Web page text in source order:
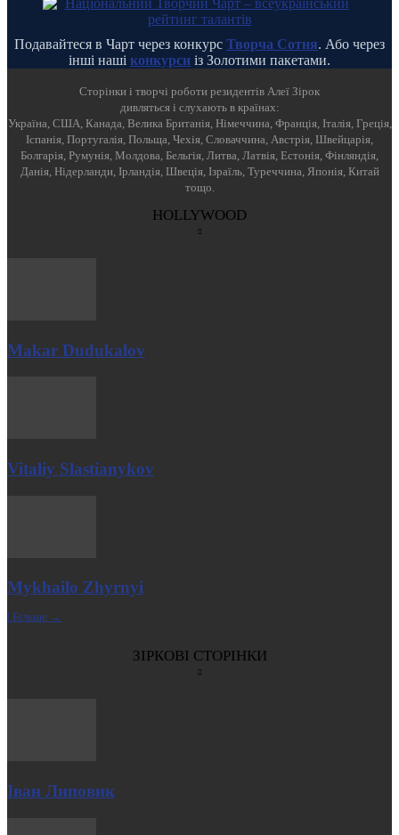
Подавайтеся в Чарт через конкурс Творча Сотня. Або через
інші наші конкурси із Золотими пакетами.
Cторінки і творчі роботи резидентів Алеї Зірок
дивляться і слухають в країнах:
Україна, США, Канада, Велика Британія, Німеччина, Франція, Італія, Греція,
Іспанія, Португалія, Польща, Чехія, Словаччина, Австрія, Швейцарія,
Болгарія, Румунія, Молдова, Бельгія, Литва, Латвія, Естонія, Фінляндія,
Данія, Нідерланди, Ірландія, Швеція, Ізраїль, Туреччина, Японія, Китай
тощо.
HOLLYWOOD
Makar Dudukalov
Vitaliy Slastianykov
Mykhailo Zhyrnyi
| Більше →
ЗІРКОВІ СТОРІНКИ
Іван Липовик